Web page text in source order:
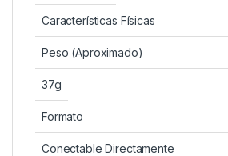
Características Físicas
Peso (Aproximado)
37g
Formato
Conectable Directamente